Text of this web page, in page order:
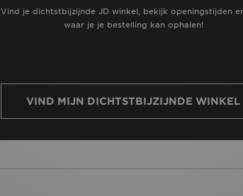
Vind je dichtstbijzijnde JD winkel, bekijk openingstijden
waar je je bestelling kan ophalen!
VIND MIJN DICHTSTBIJZIJNDE WINKEL